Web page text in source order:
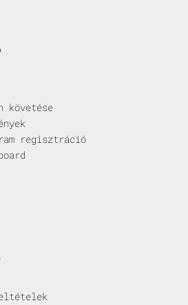
követése
regisztráció